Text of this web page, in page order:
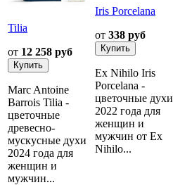
Tilia
от 12 258 руб
Marc Antoine
Barrois Tilia -
цветочные
древесно-
мускусные духи
2024 года для
женщин и
мужчин...
Iris Porcelana
от 338 руб
Ex Nihilo Iris
Porcelana -
цветочные духи
2022 года для
женщин и
мужчин от Ex
Nihilo...